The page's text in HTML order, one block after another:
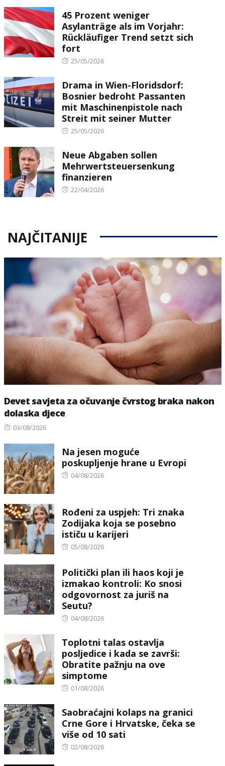
45 Prozent weniger
Asylanträge als im Vorjahr:
Rückläufiger Trend setzt sich
fort
Posted
25/05/2026
Drama in Wien-Floridsdorf:
Bosnier bedroht Passanten
mit Maschinenpistole nach
Streit mit seiner Mutter
Posted
25/05/2026
Neue Abgaben sollen
Mehrwertsteuersenkung
finanzieren
Posted
22/04/2026
NAJČITANIJE
Devet savjeta za očuvanje čvrstog braka nakon
dolaska djece
Posted
03/08/2026
Na jesen moguće
poskupljenje hrane u Evropi
Posted
04/08/2026
Rođeni za uspjeh: Tri znaka
Zodijaka koja se posebno
ističu u karijeri
Posted
05/08/2026
Politički plan ili haos koji je
izmakao kontroli: Ko snosi
odgovornost za juriš na
Seutu?
Posted
04/08/2026
Toplotni talas ostavlja
posljedice i kada se završi:
Obratite pažnju na ove
simptome
Posted
01/08/2026
Saobraćajni kolaps na granici
Crne Gore i Hrvatske, čeka se
više od 10 sati
Posted
02/08/2026